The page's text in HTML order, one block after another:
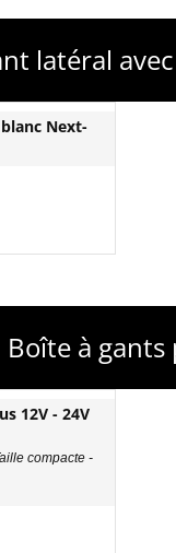
latéral
Next-
Boîte à gants
12V - 24V
compacte -